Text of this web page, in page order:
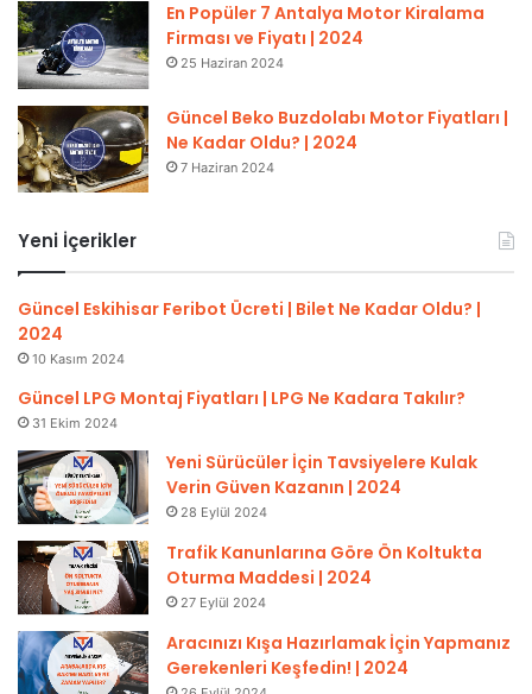
En Popüler 7 Antalya Motor Kiralama
Firması ve Fiyatı | 2024
25 Haziran 2024
Güncel Beko Buzdolabı Motor Fiyatları |
Ne Kadar Oldu? | 2024
7 Haziran 2024
Yeni İçerikler
Güncel Eskihisar Feribot Ücreti | Bilet Ne Kadar Oldu? |
2024
10 Kasım 2024
Güncel LPG Montaj Fiyatları | LPG Ne Kadara Takılır?
31 Ekim 2024
Yeni Sürücüler İçin Tavsiyelere Kulak
Verin Güven Kazanın | 2024
28 Eylül 2024
Trafik Kanunlarına Göre Ön Koltukta
Oturma Maddesi | 2024
27 Eylül 2024
Aracınızı Kışa Hazırlamak İçin Yapmanız
Gerekenleri Keşfedin! | 2024